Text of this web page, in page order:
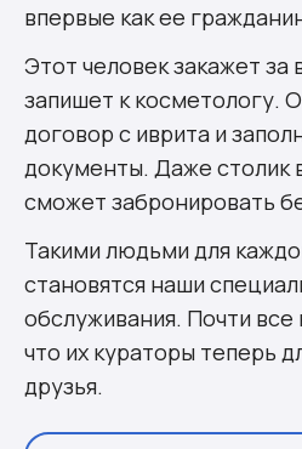
впервые как ее
Этот человек закажет за
запишет к косметологу.
договор с иврита и
документы. Даже столик
сможет забронировать
Такими людьмидля
становятся наши
обслуживания. Почти все
что их кураторы теперь
друзья.